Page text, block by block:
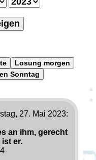
Losung morgen
Sonntag
27. Mai 2023:
an ihm, gerecht
er.